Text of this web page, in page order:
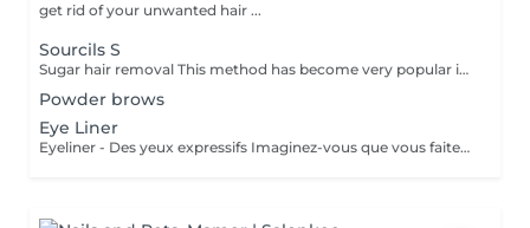
get rid of your unwanted hair ...
Sourcils S
Sugar hair removal This method has become very popular in our institute. The sugar paste is 100% natural. It is based on millennial recipes from the Middle East and contains exclusively water and sugar, without any chemical, aromatic or coloring substance. The paste is hypoallergenic and does not cause skin irritation. It applies to all areas. The paste is massaged inside the follicle, it envelops the hairs, surrounds them and lubricates them. The extraction is done in the natural direction of hair growth. There is no broken hair left in the follicle. This technique does not cause redness or irritation of the skin. Non-negligible advantage is the fact that it is not necessary to have a certain length of hair as with wax, the sugar effectively removes very short hair. The sugar withdraws without tapes. We also recommend this method to teenagers for their first depilations and to people who want full hair removal, because it is much less painful than waxing.
Powder brows
Eye Liner
Eyeliner - Des yeux expressifs Imaginez-vous que vous faites du sport, que vous allez vous baigner ou au sauna et que votre Eyeliner ne s'efface pas, ne coule pas plus jamais. Vos cils paraissent plus fournis et vos yeux sont plus expressifs grâce à un Eyeliner fin. L'Eyeliner est aussi la solution parfaite si vous portez des lentilles ou si vous avez des problèmes de vue ou bien si vous voulez tout simplement gagner du temps. Vous avez le choix entre un Eyeliner très fin et discret et un Eyeliner décoratif, tout comme vous le souhaitez. Dans tous les cas l'Eyeliner mettra vos yeux en valeur.